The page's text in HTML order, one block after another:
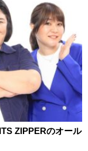
ZIPPERのオール